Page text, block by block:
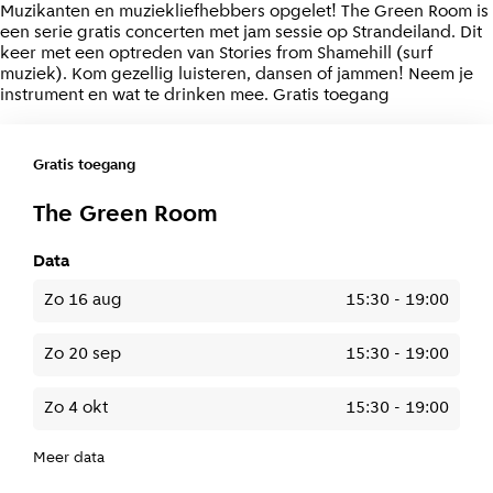
Muzikanten en muziekliefhebbers opgelet! The Green Room is
een serie gratis concerten met jam sessie op Strandeiland. Dit
keer met een optreden van Stories from Shamehill (surf
muziek). Kom gezellig luisteren, dansen of jammen! Neem je
instrument en wat te drinken mee. Gratis toegang
Gratis toegang
The Green Room
Data
zo 16 aug 15:30 - 19:00
zo 20 sep 15:30 - 19:00
zo 4 okt 15:30 - 19:00
Meer data